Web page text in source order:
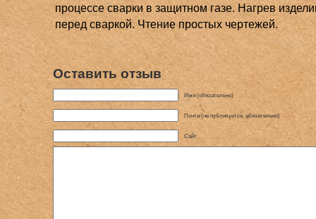
процессе сварки в защитном газе. Нагрев
перед сваркой. Чтение простых чертежей.
Оставить отзыв
Имя (обязательно)
Почта (не публикуется, обязательно)
Сайт